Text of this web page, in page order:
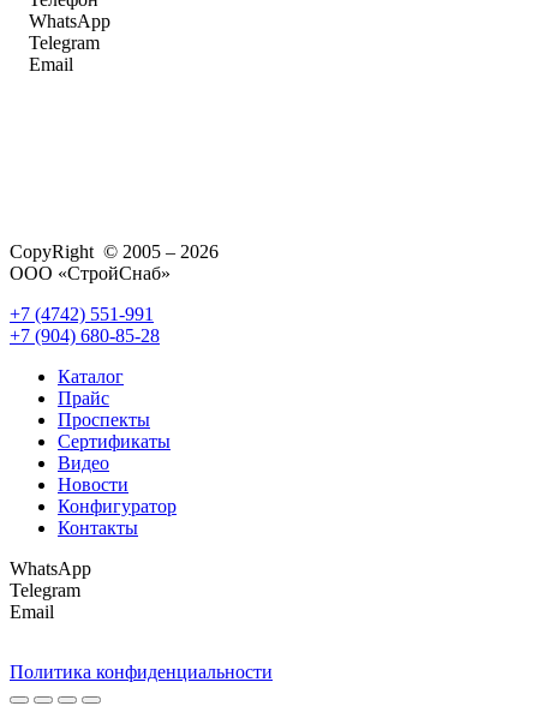
WhatsApp
Telegram
Email
CopyRight © 2005 – 2026
ООО «СтройСнаб»
+7 (4742) 551-991
+7 (904) 680-85-28
Каталог
Прайс
Проспекты
Сертификаты
Видео
Новости
Конфигуратор
Контакты
WhatsApp
Telegram
Email
Политика конфиденциальности